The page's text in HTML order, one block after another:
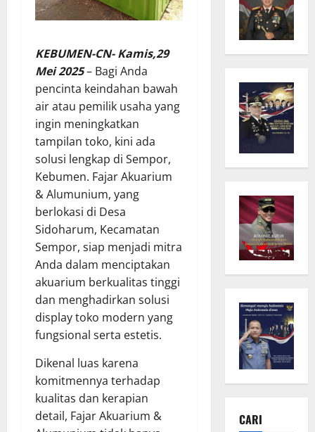
KEBUMEN-CN- Kamis,29
Mei 2025– Bagi Anda
pencinta keindahan bawah
air atau pemilik usaha yang
ingin meningkatkan
tampilan toko, kini ada
solusi lengkap di Sempor,
Kebumen. Fajar Akuarium
& Alumunium, yang
berlokasi di Desa
Sidoharum, Kecamatan
Sempor, siap menjadi mitra
Anda dalam menciptakan
akuarium berkualitas tinggi
dan menghadirkan solusi
display toko modern yang
fungsional serta estetis.
Dikenal luas karena
komitmennya terhadap
kualitas dan kerapian
detail, Fajar Akuarium &
CARI